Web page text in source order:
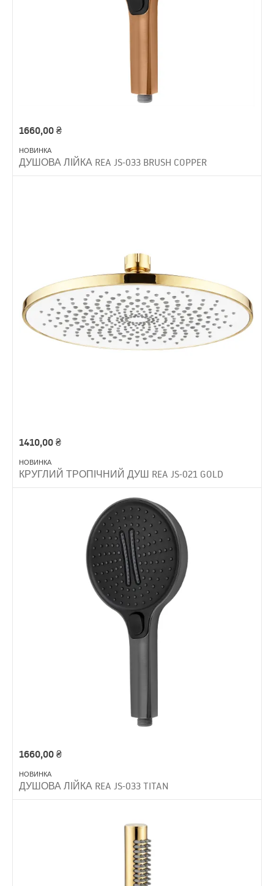
1660,00₴
НОВИНКА
ДУШОВА ЛІЙКА REA JS-033 BRUSH COPPER
1410,00₴
НОВИНКА
КРУГЛИЙ ТРОПІЧНИЙ ДУШ REA JS-021 GOLD
1660,00₴
НОВИНКА
ДУШОВА ЛІЙКА REA JS-033 TITAN